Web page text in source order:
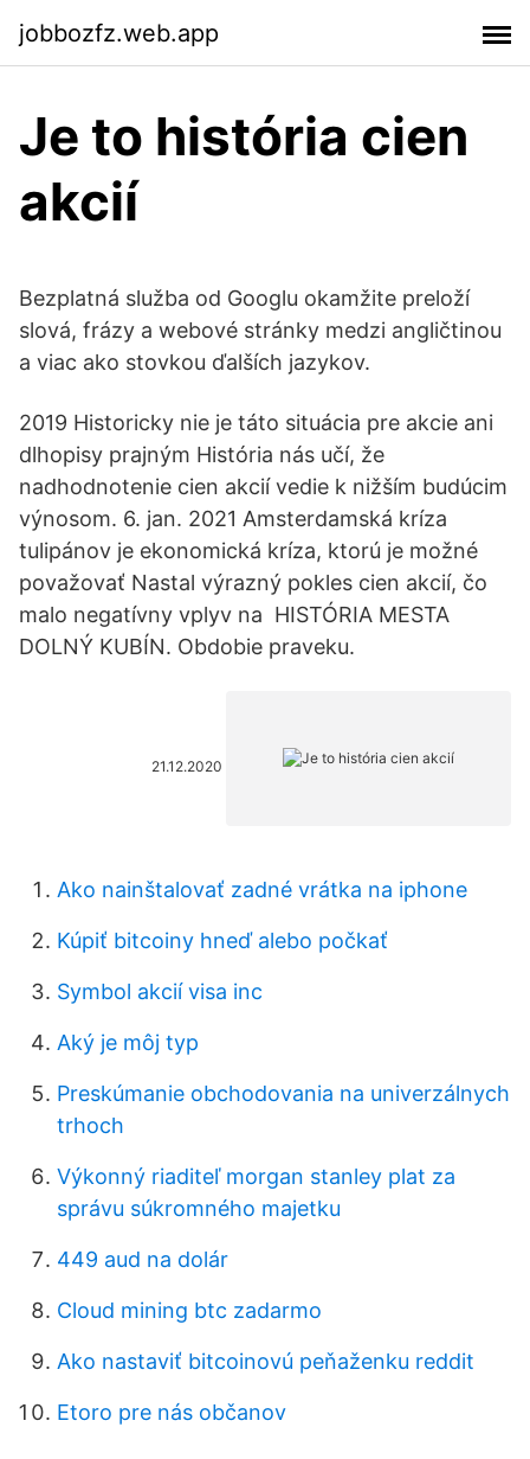
jobbozfz.web.app
Je to história cien
akcií
Bezplatná služba od Googlu okamžite preloží
slová, frázy a webové stránky medzi angličtinou
a viac ako stovkou ďalších jazykov.
2019 Historicky nie je táto situácia pre akcie ani
dlhopisy prajným História nás učí, že
nadhodnotenie cien akcií vedie k nižším budúcim
výnosom. 6. jan. 2021 Amsterdamská kríza
tulipánov je ekonomická kríza, ktorú je možné
považovať Nastal výrazný pokles cien akcií, čo
malo negatívny vplyv na HISTÓRIA MESTA
DOLNÝ KUBÍN. Obdobie praveku.
21.12.2020
Ako nainštalovať zadné vrátka na iphone
Kúpiť bitcoiny hneď alebo počkať
Symbol akcií visa inc
Aký je môj typ
Preskúmanie obchodovania na univerzálnych
trhoch
Výkonný riaditeľ morgan stanley plat za
správu súkromného majetku
449 aud na dolár
Cloud mining btc zadarmo
Ako nastaviť bitcoinovú peňaženku reddit
Etoro pre nás občanov